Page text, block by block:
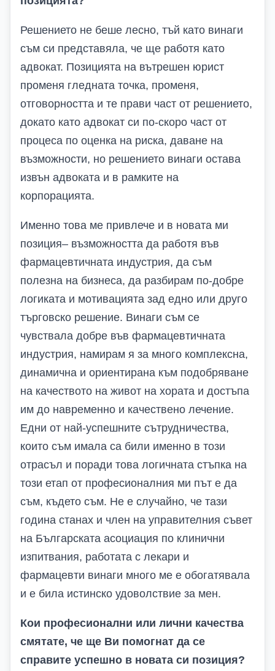
Решението не беше лесно, тъй като винаги
съм си представяла, че ще работя като
адвокат. Позицията на вътрешен юрист
променя гледната точка, променя,
отговорността и те прави част от решението,
докато като адвокат си по-скоро част от
процеса по оценка на риска, даване на
възможности, но решението винаги остава
извън адвоката и в рамките на
корпорацията.
Именно това ме привлече и в новата ми
позиция– възможността да работя във
фармацевтичната индустрия, да съм
полезна на бизнеса, да разбирам по-добре
логиката и мотивацията зад едно или друго
търговско решение. Винаги съм се
чувствала добре във фармацевтичната
индустрия, намирам я за много комплексна,
динамична и ориентирана към подобряване
на качеството на живот на хората и достъпа
им до навременно и качествено лечение.
Едни от най-успешните сътрудничества,
които съм имала са били именно в този
отрасъл и поради това логичната стъпка на
този етап от професионалния ми път е да
съм, където съм. Не е случайно, че тази
година станах и член на управителния съвет
на Българската асоциация по клинични
изпитвания, работата с лекари и
фармацевти винаги много ме е обогатявала
и е била истинско удоволствие за мен.
Кои професионални или лични качества
смятате, че ще Ви помогнат да се
справите успешно в новата си позиция?